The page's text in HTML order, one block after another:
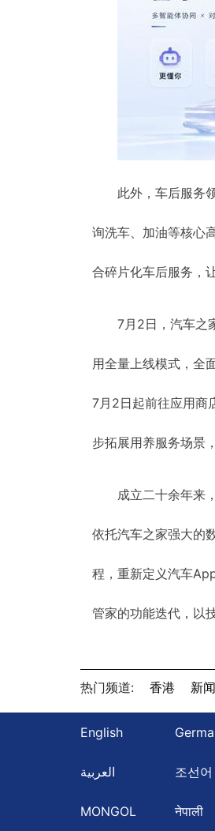
此外，车后服务
询洗车、加油等核心
合碎片化车后服务，
7月2日，汽车之
用全量上线模式，全
7月2日起前往应用商
步拓展用养服务场景
成立二十余年来
依托汽车之家强大的
程，重新定义汽车
管家的功能迭代，以
热门频道: 香港 新闻
English
العربية 조선어
MONGOL नेपाली